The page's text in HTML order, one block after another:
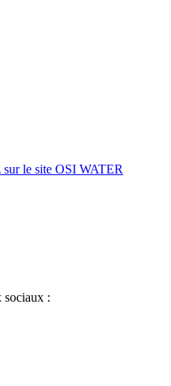
sur le site OSI WATER
sociaux :